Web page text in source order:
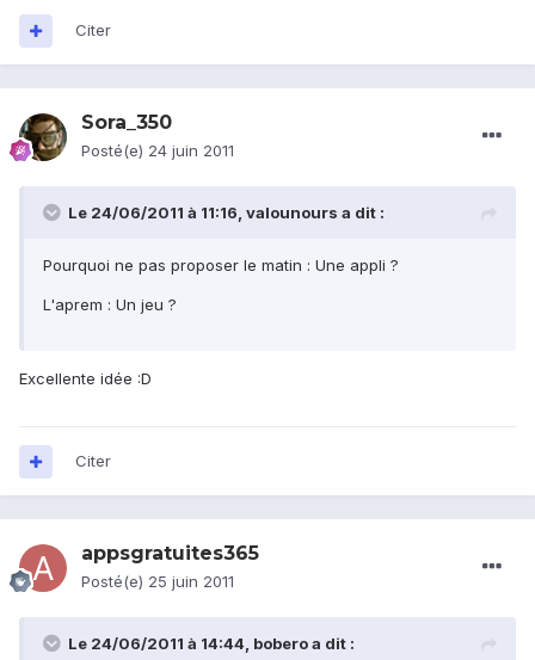
Citer
Sora_350
Posté(e) 24 juin 2011
Le 24/06/2011 à 11:16, valounours a dit :
Pourquoi ne pas proposer le matin : Une appli ?
L'aprem : Un jeu ?
Excellente idée :D
Citer
appsgratuites365
Posté(e) 25 juin 2011
Le 24/06/2011 à 14:44, bobero a dit :